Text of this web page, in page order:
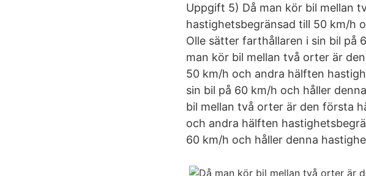
Uppgift 5) Då man kör bil mellan
hastighetsbegränsad till 50 km/h
Olle sätter farthållaren i sin bil på
man kör bil mellan två orter är
50 km/h och andra hälften
sin bil på 60 km/h och håller
bil mellan två orter är den första
och andra hälften
60 km/h och håller denna